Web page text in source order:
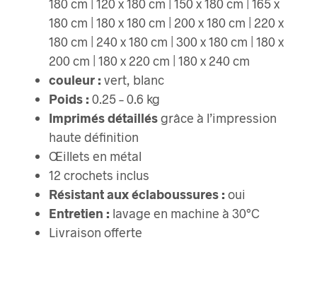
180 cm | 120 x 180 cm | 150 x 180 cm | 165 x
180 cm | 180 x 180 cm | 200 x 180 cm | 220 x
180 cm | 240 x 180 cm | 300 x 180 cm | 180 x
200 cm | 180 x 220 cm | 180 x 240 cm
couleur : vert, blanc
Poids :0.25 – 0.6 kg
Imprimés détaillésgrâce à l’impression
haute définition
Œillets en métal
12 crochets inclus
Résistant aux éclaboussures : oui
Entretien : lavage en machine à 30°C
Livraison offerte